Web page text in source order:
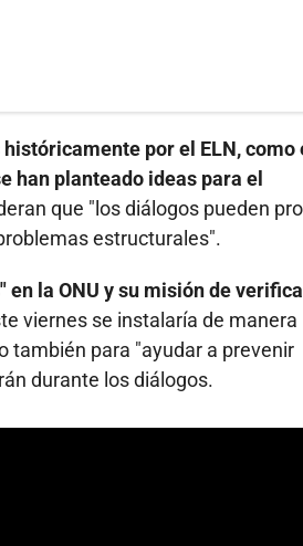
por el ELN, como
han planteado ideas para el
que "los diálogos pueden
estructurales".
la ONU y su misión de
viernes se instalaría de manera
también para "ayudar a prevenir
durante los diálogos.